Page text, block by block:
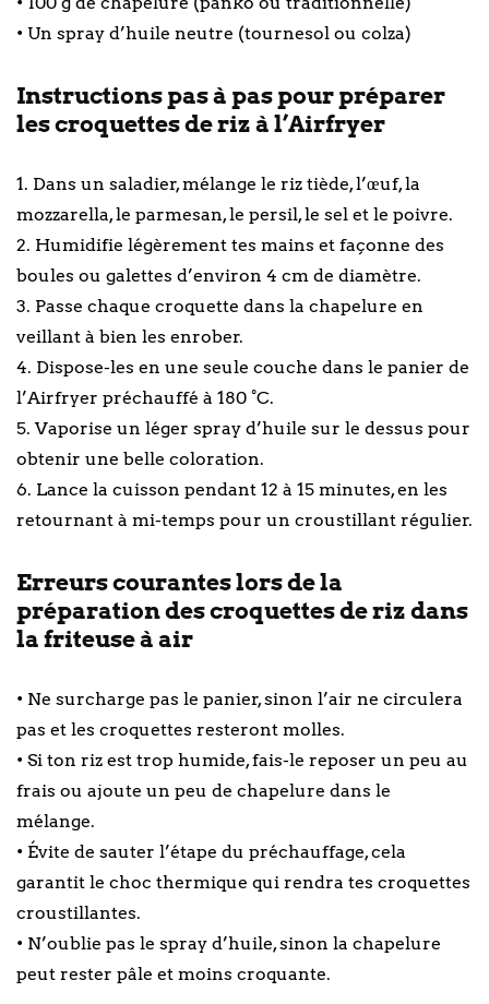
• Un spray d’huile neutre (tournesol ou colza)
Instructions pas à pas pour préparer
les croquettes de riz à l’Airfryer
1. Dans un saladier, mélange le riz tiède, l’œuf, la
mozzarella, le parmesan, le persil, le sel et le poivre.
2. Humidifie légèrement tes mains et façonne des
boules ou galettes d’environ 4 cm de diamètre.
3. Passe chaque croquette dans la chapelure en
veillant à bien les enrober.
4. Dispose-les en une seule couche dans le panier de
l’Airfryer préchauffé à 180 °C.
5. Vaporise un léger spray d’huile sur le dessus pour
obtenir une belle coloration.
6. Lance la cuisson pendant 12 à 15 minutes, en les
retournant à mi-temps pour un croustillant régulier.
Erreurs courantes lors de la
préparation des croquettes de riz dans
la friteuse à air
• Ne surcharge pas le panier, sinon l’air ne circulera
pas et les croquettes resteront molles.
• Si ton riz est trop humide, fais-le reposer un peu au
frais ou ajoute un peu de chapelure dans le
mélange.
• Évite de sauter l’étape du préchauffage, cela
garantit le choc thermique qui rendra tes croquettes
croustillantes.
• N’oublie pas le spray d’huile, sinon la chapelure
peut rester pâle et moins croquante.